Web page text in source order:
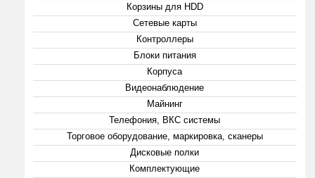
Корзины для HDD
Сетевые карты
Контроллеры
Блоки питания
Корпуса
Видеонаблюдение
Майнинг
Телефония, ВКС системы
Торговое оборудование, маркировка, сканеры
Дисковые полки
Комплектующие